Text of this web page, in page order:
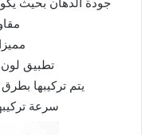
تطبيق لون
يتم تركيبها
سرعة